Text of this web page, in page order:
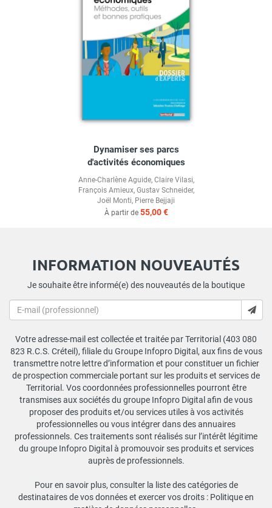
Dynamiser ses parcs
d'activités économiques
Anne-Charlène Aguide, Claire Vilasi,
François Amieux, Gustav Schneider,
Joël Monti, Pierre Bejjaji
À partir de 55,00 €
INFORMATION NOUVEAUTÉS
Je souhaite être informé(e) des nouveautés de la boutique
Votre adresse-mail est collectée et traitée par Territorial (403 080
823 R.C.S. Créteil), filiale du Groupe Infopro Digital, aux fins de vous
transmettre notre lettre d’information et pour constituer un fichier
de prospection commerciale portant sur les produits et services de
Territorial. Vos coordonnées professionnelles pourront être
transmises aux sociétés du groupe Infopro Digital afin de vous
proposer des produits et/ou services utiles à vos activités
professionnelles ou vous intégrer dans des annuaires
professionnels. Ces traitements sont réalisés sur l’intérêt légitime
du groupe Infopro Digital à promouvoir ses produits et services
auprès de professionnels.
Pour en savoir plus, consulter la liste des catégories de
destinataires de vos données et exercer vos droits : Politique en